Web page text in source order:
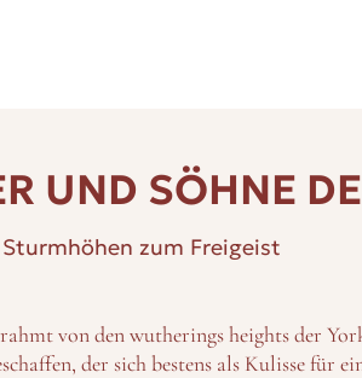
UND SÖHNE
zum Freigeist
von den wutherings heights der
der sich bestens als Kulisse für